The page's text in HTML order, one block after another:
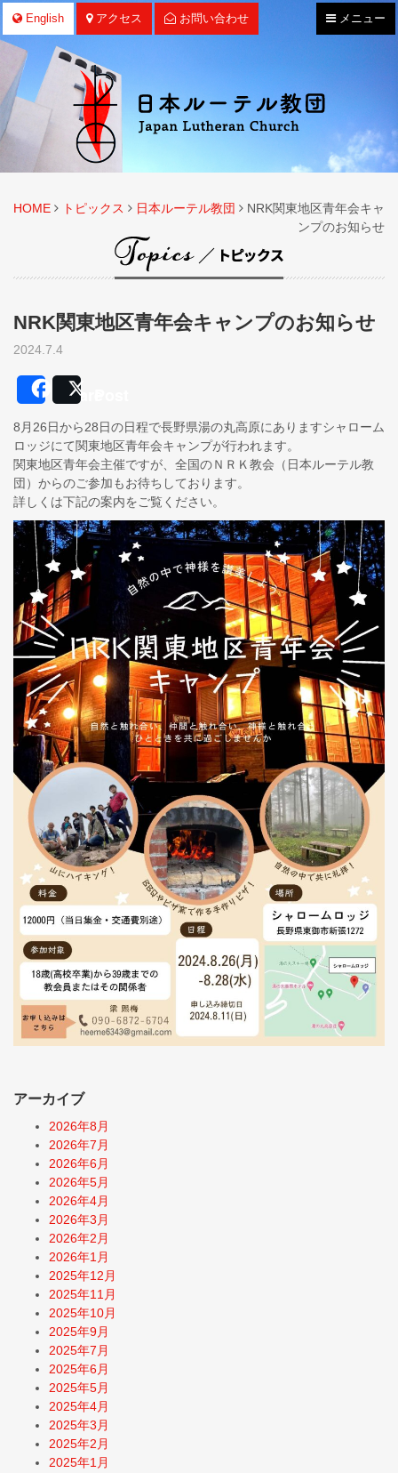
ナ
ビ
メニュー
English アクセス お問い合わせ
HOME トピックス 日本ルーテル教団
NRK関東地区青年会キャ
ンプのお知らせ
NRK関東地区青年会キャンプのお知らせ
2024.7.4
Share
8月26日から28日の日程で長野県湯の丸高原にありますシャローム
ロッジにて関東地区青年会キャンプが行われます。
関東地区青年会主催ですが、全国のＮＲＫ教会（日本ルーテル教
団）からのご参加もお待ちしております。
詳しくは下記の案内をご覧ください。
アーカイブ
2026年8月
2026年7月
2026年6月
2026年5月
2026年4月
2026年3月
2026年2月
2026年1月
2025年12月
2025年11月
2025年10月
2025年9月
2025年7月
2025年6月
2025年5月
2025年4月
2025年3月
2025年2月
2025年1月